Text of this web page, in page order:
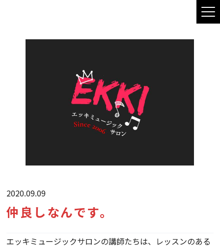
2020.09.09
仲良しなんです。
エッキミュージックサロンの講師たちは、レッスンのある